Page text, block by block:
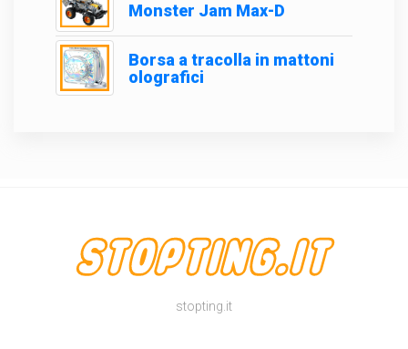
Monster Jam Max-D
Borsa a tracolla in mattoni
olografici
stopting.it